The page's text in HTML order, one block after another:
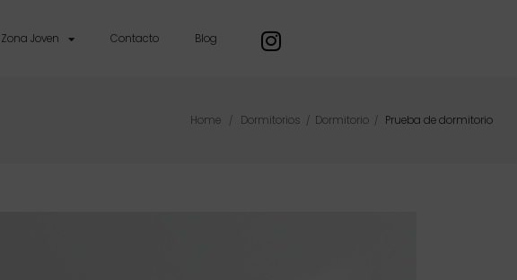
Zona Joven Contacto Blog
Home / Dormitorios / Dormitorio / Prueba de dormitorio